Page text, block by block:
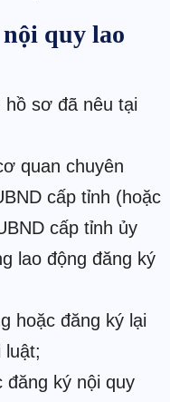
quy lao
sơ đã nêu tại
quan chuyên
cấp tỉnh (hoặc
cấp tỉnh ủy
lao động đăng ký
hoặc đăng ký lại
luật;
ký nội quy